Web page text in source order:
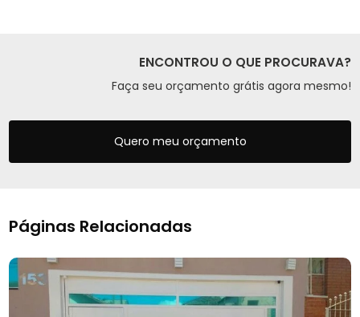
ENCONTROU O QUE PROCURAVA?
Faça seu orçamento grátis agora mesmo!
Quero meu orçamento
Páginas Relacionadas